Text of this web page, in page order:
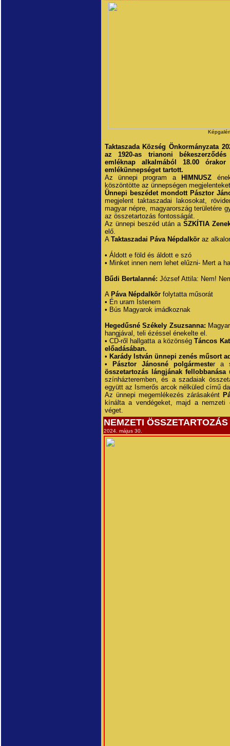
Taktaszada Község Önkormányzata
az 1920-as trianoni
emléknap alkalmából 18.00
emlékünnepséget tartott.
Az ünnepi program a
HIMNUSZ
köszöntötte az ünnepségen
Ünnepi beszédet mondott Pásztor
megjelent taktaszadai lakosokat,
magyar népre, magyarország területére
az összetartozás fontosságát.
Az ünnepi beszéd után aSZKÍTIA
elő.
A Taktaszadai Páva Népdalköraz
• Áldott e föld és áldott e szó
• Minket innen nem lehet elűzni- Mert a
Bűdi Bertalanné: József Attila: Nem!
A Páva Népdalkörfolytatta műsorát
• Én uram Istenem
• Bús Magyarok imádkoznak
Hegedűsné Székely Zsuzsanna:
hangjával, teli ézéssel énekelte el.
• CD-ről hallgatta a közönségTáncos
előadásában.
• Karády István ünnepi zenés műsort
•
Pásztor Jánosné polgármester a
összetartozás lángjának fellobbanása
színházteremben, és a szadaiak
együtt az Ismerős arcok nélküled című
Az ünnepi megemlékezés zárásaként
kínálta a vendégeket, majd a nemzeti
véget.
NEMZETI
2024. május 30.